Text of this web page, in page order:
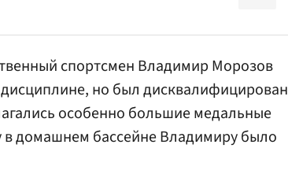
спортсмен Владимир Морозов
но был дисквалифицирован
особенно большие медальные
в домашнем бассейнеВладимирубыло